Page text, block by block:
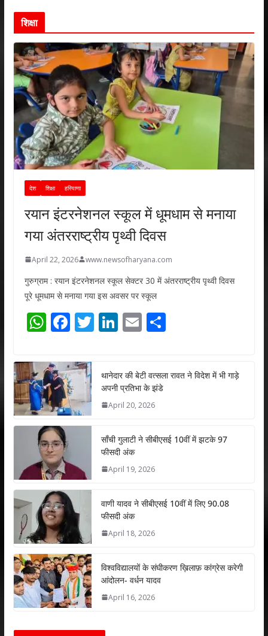
शिक्षा
देश शिक्षा हरियाणा
रयान इंटरनेशनल स्कूल में धूमधाम से मनाया
गया अंतरराष्ट्रीय पृथ्वी दिवस
April 22, 2026 www.newsofharyana.com
गुरुग्राम : रयान इंटरनेशनल स्कूल सेक्टर 30 में अंतरराष्ट्रीय पृथ्वी दिवस
पूरे धूमधाम से मनाया गया इस अवसर पर स्कूल
W
at
s
A
p
p
F
e
b
o
o
T
er
Li
e
dI
E
l
S
e
थानेदार की बेटी वत्सला रावत ने विदेश में भी गाड़े
अपनी प्रतिभा के झंडे
April 20, 2026
साँची गुलाटी ने सीबीएसई 10वीं में झटके 97
फीसदी अंक
April 19, 2026
वाणी यादव ने सीबीएसई 10वीं में लिए 90.08
फीसदी अंक
April 18, 2026
विश्वविद्यालयों के संघीकरण ख़िलाफ़ कांग्रेस करेगी
आंदोलन- वर्धन यादव
April 16, 2026